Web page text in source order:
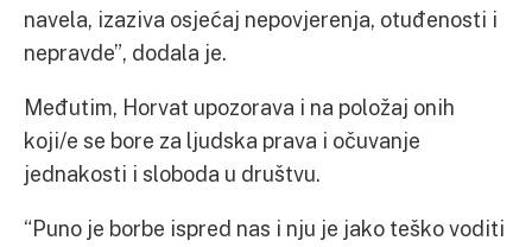
navela, izaziva osjećaj nepovjerenja, otuđenosti i
nepravde”, dodala je.
Međutim, Horvat upozorava i na položaj onih
koji/e se bore za ljudska prava i očuvanje
jednakosti i sloboda u društvu.
“Puno je borbe ispred nas i nju je jako teško voditi